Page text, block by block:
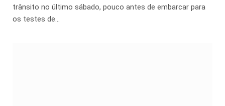
trânsito no último sábado, pouco antes de embarcar para
os testes de…